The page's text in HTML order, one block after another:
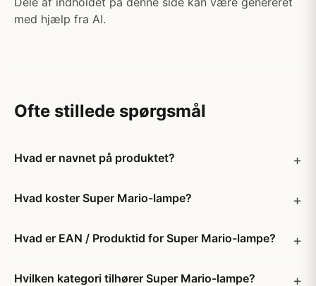
med hjælp fra AI.
Ofte stillede spørgsmål
Hvad er navnet på produktet?
Hvad koster Super Mario-lampe?
Hvad er EAN / Produktid for Super Mario-lampe?
Hvilken kategori tilhører Super Mario-lampe?